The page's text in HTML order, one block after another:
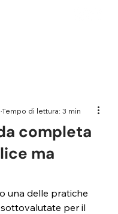
completa
ma
Tempo di lettura: 3 min
una delle pratiche
per il